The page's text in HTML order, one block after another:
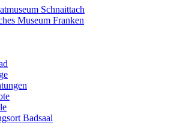
Schnaittach
Museum Franken
Badsaal